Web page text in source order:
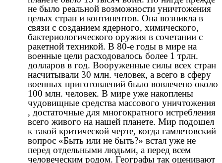
не было реальной возможности уничтожения
целых стран и континентов. Она возникла в
связи с созданием ядерного, химического,
бактериологического оружия в сочетании с
ракетной техникой. В 80-е годы в мире на
военные цели расходовалось более 1 трлн.
долларов в год. Вооруженные силы всех стран
насчитывали 30 млн. человек, а всего в сферу
военных приготовлений было вовлечено около
100 млн. человек. В мире уже накоплены
чудовищные средства массового уничтожения
, достаточные для многократного истребления
всего живого на нашей планете. Мир подошел
к такой критической черте, когда гамлетовский
вопрос «Быть или не быть?» встал уже не
перед отдельными людьми, а перед всем
человеческим родом. Географы так оценивают